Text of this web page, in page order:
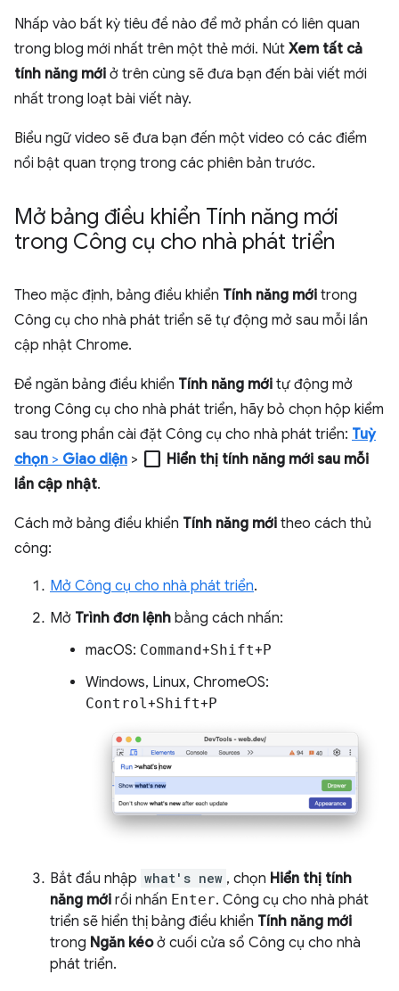
Nhấp vào bất kỳ tiêu đề nào để mở phần có liên quan
trong blog mới nhất trên một thẻ mới. Nút Xem tất cả
tính năng mới ở trên cùng sẽ đưa bạn đến bài viết mới
nhất trong loạt bài viết này.
Biểu ngữ video sẽ đưa bạn đến một video có các điểm
nổi bật quan trọng trong các phiên bản trước.
Mở bảng điều khiển Tính năng mới
trong Công cụ cho nhà phát triển
Theo mặc định, bảng điều khiển Tính năng mới trong
Công cụ cho nhà phát triển sẽ tự động mở sau mỗi lần
cập nhật Chrome.
Để ngăn bảng điều khiển Tính năng mới tự động mở
trong Công cụ cho nhà phát triển, hãy bỏ chọn hộp kiểm
sau trong phần cài đặt Công cụ cho nhà phát triển: Tuỳ
chọn > Giao diện > check_box_outline_blank Hiển thị tính năng mới sau mỗi
lần cập nhật.
Cách mở bảng điều khiển Tính năng mới theo cách thủ
công:
Mở Công cụ cho nhà phát triển.
Mở Trình đơn lệnh bằng cách nhấn:
macOS: Command+Shift+P
Windows, Linux, ChromeOS:
Control +Shift+P
Bắt đầu nhập what's new , chọn Hiển thị tính
năng mới rồi nhấn Enter. Công cụ cho nhà phát
triển sẽ hiển thị bảng điều khiển Tính năng mới
trong Ngăn kéoở cuối cửa sổ Công cụ cho nhà
phát triển.